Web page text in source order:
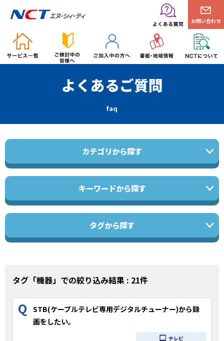
お問い合わせ
よくあるご質問
faq
カテゴリから探す
キーワードから探す
タグから探す
タグ「機器」での絞り込み結果 : 21件
Q
STB(ケーブルテレビ専用デジタルチューナー)から録
画をしたい。
テレビ